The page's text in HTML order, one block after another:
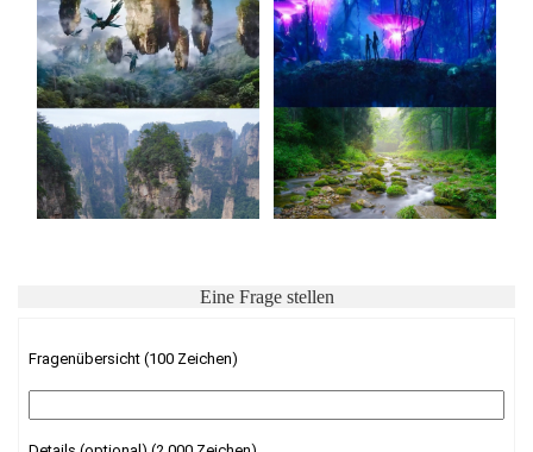
Eine Frage stellen
Fragenübersicht (100 Zeichen)